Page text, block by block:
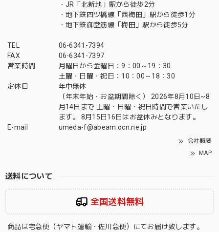
・JR「北新地」駅から徒歩2分
・地下鉄四ツ橋線「西梅田」駅から徒歩1分
・地下鉄御堂筋線「梅田」駅から徒歩5分
TEL
06-6341-7394
FAX
06-6341-7397
営業時間
月曜日から金曜日：9：00～19：30
土曜・日曜・祝日：10：00～18：30
定休日
年中無休
（年末年始・お盆期間除く） 2026年8月10日~8
月14日まで 土曜・日曜・祝日時間で営業いたし
ます。 8月15日16日はお盆休みとなります。
E-mail
umeda-f@abeam.ocn.ne.jp
会社概要
MAP
送料について
全国送料無料
商品は宅急便（ヤマト運輸・佐川急便）にてお届け致します。